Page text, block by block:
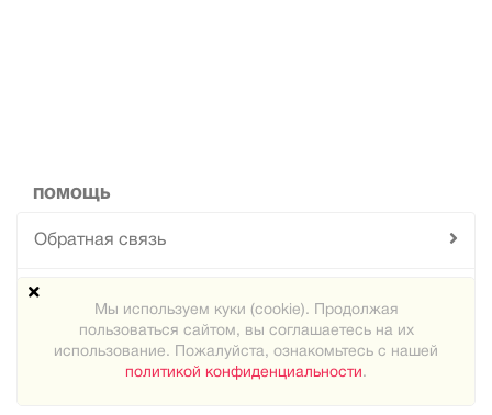
ПОМОЩЬ
Обратная связь
Техподдержка
Карта сайта
Мы используем куки (cookie). Продолжая
пользоваться сайтом, вы соглашаетесь на их
использование. Пожалуйста, ознакомьтесь с нашей
политикой конфиденциальности.